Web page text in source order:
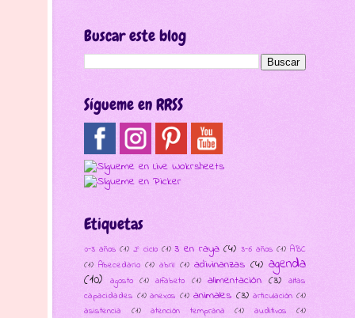
Buscar este blog
Sígueme en RRSS
Etiquetas
0-3 años (1) 2º ciclo (1) 3 en raya (4) 3-6 años (1) ABC
(1) Abecedario (1) abril (1) adivinanzas (4) agenda
(10)
agosto (1) alfabeto (1) alimentación (3) altas
capacidades (1) anexos (1) animales (3) articulación (1)
asistencia
(1) atención temprana (1) auditivos
(1)